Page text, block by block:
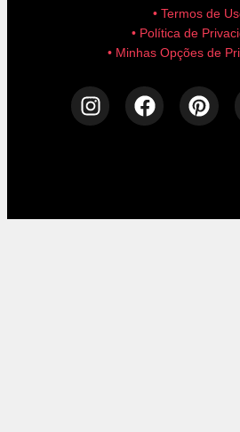
• Termos de
• Política de
• Minhas Opções de